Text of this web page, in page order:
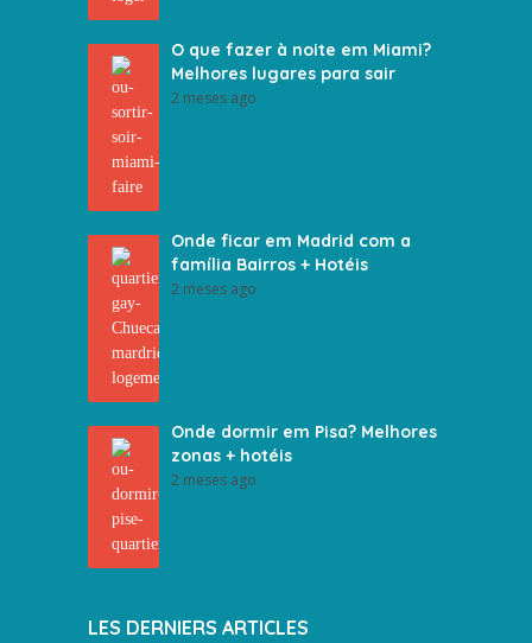
O que fazer à noite em Miami?
Melhores lugares para sair
2 meses ago
Onde ficar em Madrid com a
família Bairros + Hotéis
2 meses ago
Onde dormir em Pisa? Melhores
zonas + hotéis
2 meses ago
LES DERNIERS ARTICLES